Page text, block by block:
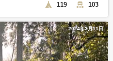
119 103
2024年3月11日